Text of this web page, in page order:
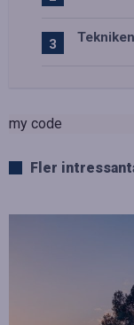
my code
Fler